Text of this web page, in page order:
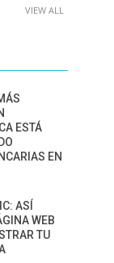
VIEW ALL
ESTÁ
EN
ASÍ
WEB
TU